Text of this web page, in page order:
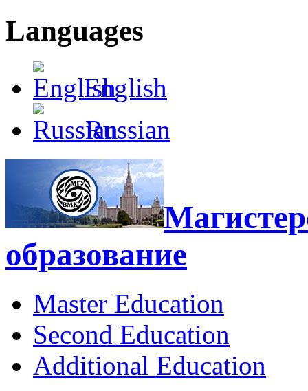
Languages
English
Russian
образование
Master Education
Second Education
Additional Education